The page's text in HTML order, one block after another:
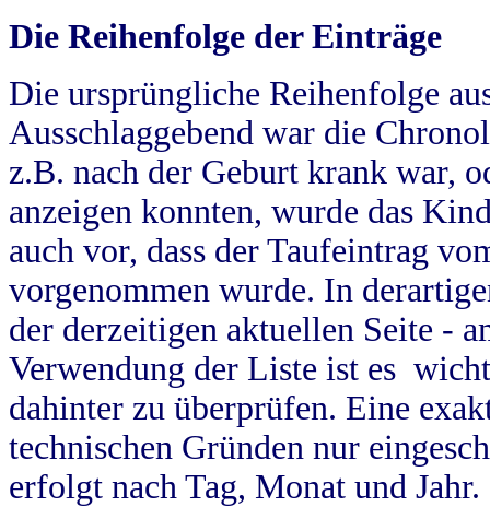
Die Reihenfolge der Einträge
Die ursprüngliche Reihenfolge
Ausschlaggebend war die
z.B. nach der Geburt krank war,
anzeigen konnten, wurde das
auch vor, dass der Taufeintrag
vorgenommen wurde. In
der derzeitigen aktuellen Seite -
Verwendung der Liste ist es
dahinter zu überprüfen. Eine
technischen Gründen nur
erfolgt nach Tag, Monat und Jahr.